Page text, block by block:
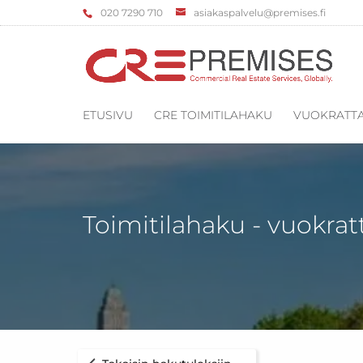
‌020 7290 710 asiakaspalvelu@premises.fi
ETUSIVU CRE TOIMITILAHAKU
Toimitilahaku -